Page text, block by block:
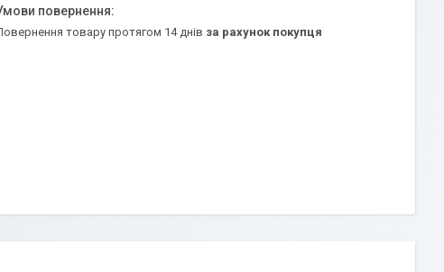
повернення товару протягом 14 днів за рахунок покупця